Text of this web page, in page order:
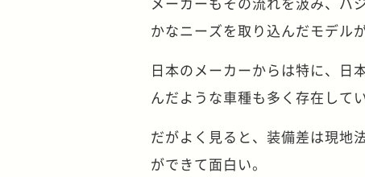
かなニーズを取り込んだモデル
日本のメーカーからは特に、日
んだような車種も多く存在してい
だがよく見ると、装備差は現地
ができて面白い。